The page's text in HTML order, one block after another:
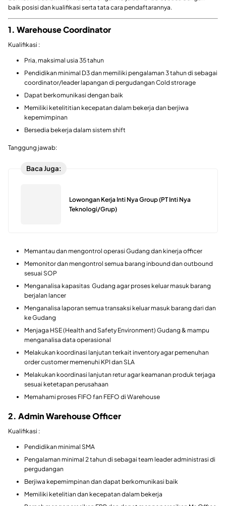
baik posisi dan kualifikasi serta tata cara pendaftarannya.
1. Warehouse Coordinator
Kualifikasi :
Pria, maksimal usia 35 tahun
Pendidikan minimal D3 dan memiliki pengalaman 3 tahun di sebagai
coordinator/leader lapangan di pergudangan Cold strorage
Dapat berkomunikasi dengan baik
Memiliki ketelititian kecepatan dalam bekerja dan berjiwa
kepemimpinan
Bersedia bekerja dalam sistem shift
Tanggung jawab:
Baca Juga:
Lowongan Kerja Inti Nya Group (PT Inti Nya
Teknologi/Grup)
Memantau dan mengontrol operasi Gudang dan kinerja officer
Memonitor dan mengontrol semua barang inbound dan outbound
sesuai SOP
Menganalisa kapasitas Gudang agar proses keluar masuk barang
berjalan lancer
Menganalisa laporan semua transaksi keluar masuk barang dari dan
ke Gudang
Menjaga HSE (Health and Safety Environment) Gudang & mampu
menganalisa data operasional
Melakukan koordinasi lanjutan terkait inventory agar pemenuhan
order customer memenuhi KPI dan SLA
Melakukan koordinasi lanjutan retur agar keamanan produk terjaga
sesuai ketetapan perusahaan
Memahami proses FIFO fan FEFO di Warehouse
2. Admin Warehouse Officer
Kualifikasi :
Pendidikan minimal SMA
Pengalaman minimal 2 tahun di sebagai team leader administrasi di
pergudangan
Berjiwa kepemimpinan dan dapat berkomunikasi baik
Memiliki ketelitian dan kecepatan dalam bekerja